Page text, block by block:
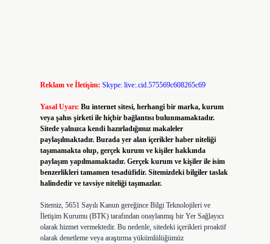
Reklam ve İletişim: Skype: live:.cid.575569c608265c69
Yasal Uyarı: Bu internet sitesi, herhangi bir marka, kurum
veya şahıs şirketi ile hiçbir bağlantısı bulunmamaktadır.
Sitede yalnızca kendi hazırladığımız makaleler
paylaşılmaktadır. Burada yer alan içerikler haber niteliği
taşımamakta olup, gerçek kurum ve kişiler hakkında
paylaşım yapılmamaktadır. Gerçek kurum ve kişiler ile isim
benzerlikleri tamamen tesadüfidir. Sitemizdeki bilgiler taslak
halindedir ve tavsiye niteliği taşımazlar.
Sitemiz, 5651 Sayılı Kanun gereğince Bilgi Teknolojileri ve
İletişim Kurumu (BTK) tarafından onaylanmış bir Yer Sağlayıcı
olarak hizmet vermektedir. Bu nedenle, sitedeki içerikleri proaktif
olarak denetleme veya araştırma yükümlülüğümüz